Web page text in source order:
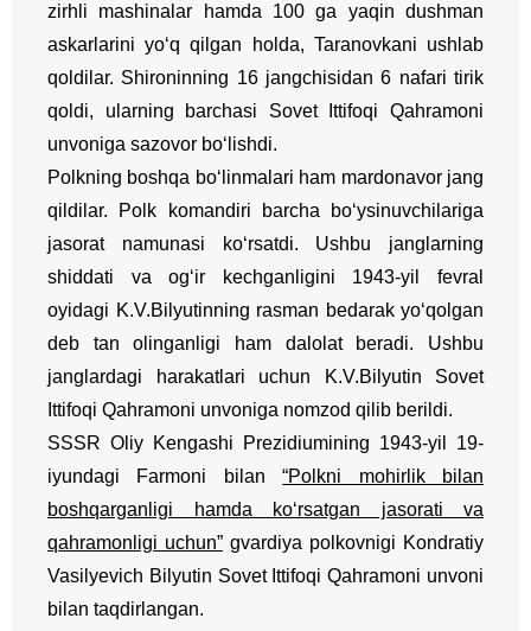
zirhli mashinalar hamda 100 ga yaqin dushman
askarlarini yo‘q qilgan holda, Taranovkani ushlab
qoldilar. Shironinning 16 jangchisidan 6 nafari tirik
qoldi, ularning barchasi Sovet Ittifoqi Qahramoni
unvoniga sazovor bo‘lishdi.
Polkning boshqa bo‘linmalari ham mardonavor jang
qildilar. Polk komandiri barcha bo‘ysinuvchilariga
jasorat namunasi ko‘rsatdi. Ushbu janglarning
shiddati va og‘ir kechganligini 1943-yil fevral
oyidagi K.V.Bilyutinning rasman bedarak yo‘qolgan
deb tan olinganligi ham dalolat beradi. Ushbu
janglardagi harakatlari uchun K.V.Bilyutin Sovet
Ittifoqi Qahramoni unvoniga nomzod qilib berildi.
SSSR Oliy Kengashi Prezidiumining 1943-yil 19-
iyundagi Farmoni bilan“Polkni mohirlik bilan
boshqarganligi hamda ko‘rsatgan jasorati va
qahramonligi uchun” gvardiya polkovnigi Kondratiy
Vasilyevich Bilyutin Sovet Ittifoqi Qahramoni unvoni
bilan taqdirlangan.